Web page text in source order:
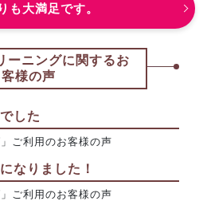
も大満足です。
ーニングに関するお
客様の声
した
ご利用のお客様の声
なりました！
ご利用のお客様の声